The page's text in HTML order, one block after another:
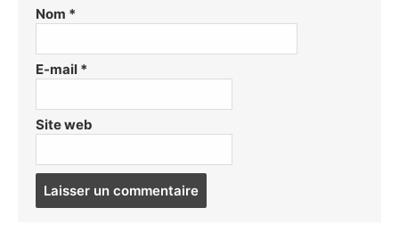
Nom *
E-mail *
Site web